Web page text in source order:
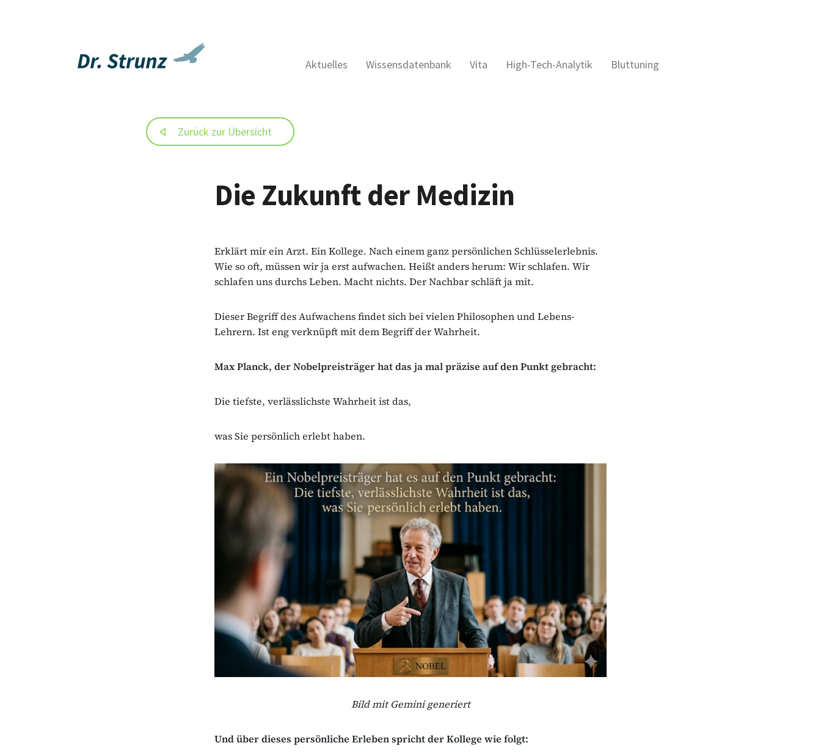
Aktuelles Wissensdatenbank Vita High-Tech-Analytik Bluttuning
Zurück zur Übersicht
Die Zukunft der Medizin
Erklärt mir ein Arzt. Ein Kollege. Nach einem ganz persönlichen Schlüsselerlebnis.
Wie so oft, müssen wir ja erst aufwachen. Heißt anders herum: Wir schlafen. Wir
schlafen uns durchs Leben. Macht nichts. Der Nachbar schläft ja mit.
Dieser Begriff des Aufwachens findet sich bei vielen Philosophen und Lebens-
Lehrern. Ist eng verknüpft mit dem Begriff der Wahrheit.
Max Planck, der Nobelpreisträger hat das ja mal präzise auf den Punkt gebracht:
Die tiefste, verlässlichste Wahrheit ist das,
was Sie persönlich erlebt haben.
Bild mit Gemini generiert
Und über dieses persönliche Erleben spricht der Kollege wie folgt: